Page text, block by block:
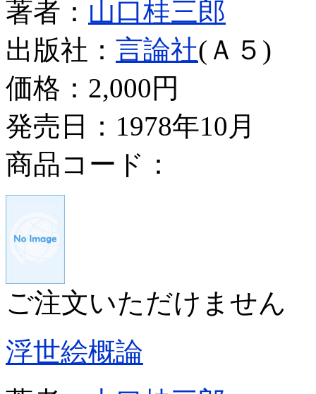
著者： 山口桂三郎
出版社： 言論社(Ａ５)
価格： 2,000円
発売日：1978年10月
商品コード：
ご注文いただけません
浮世絵概論